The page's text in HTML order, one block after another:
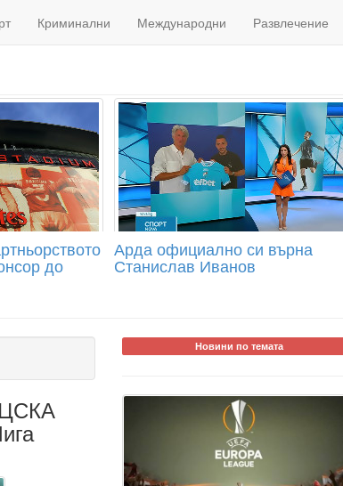
Криминални Международни Развлечение
до
Арда официално си върна
Станислав Иванов
ЦСКА
Новини по темата